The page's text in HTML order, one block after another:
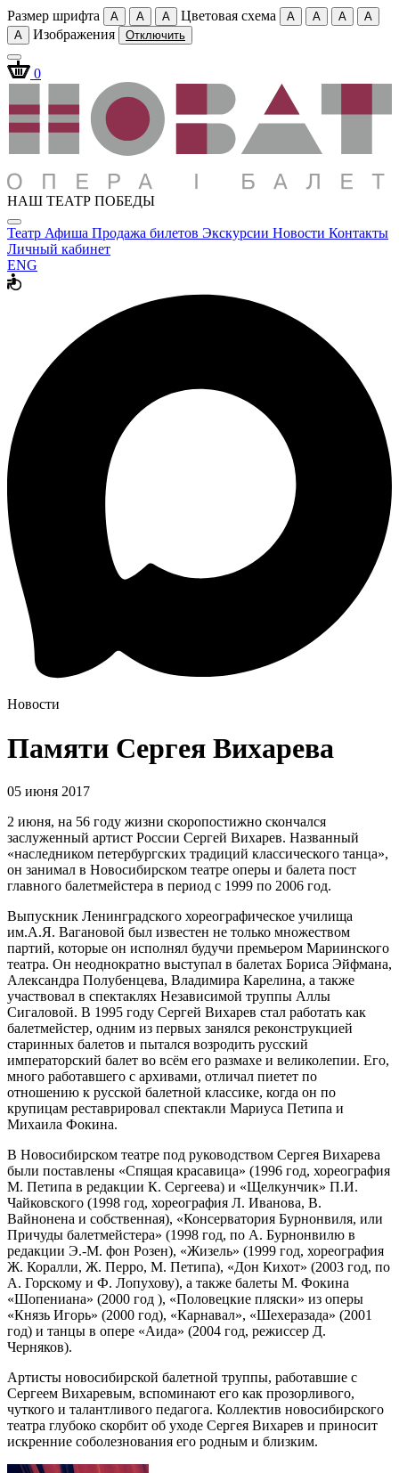
Размер шрифта A A A Цветовая схема A A A
A
A
Изображения Отключить
0
НАШ ТЕАТР ПОБЕДЫ
Театр Афиша Продажа билетов Экскурсии Новости Контакты
Личный кабинет
ENG
Новости
Памяти Сергея Вихарева
05 июня 2017
2 июня, на 56 году жизни скоропостижно скончался
заслуженный артист России Сергей Вихарев. Названный
«наследником петербургских традиций классического танца»,
он занимал в Новосибирском театре оперы и балета пост
главного балетмейстера в период с 1999 по 2006 год.
Выпускник Ленинградского хореографическое училища
им.А.Я. Вагановой был известен не только множеством
партий, которые он исполнял будучи премьером Мариинского
театра. Он неоднократно выступал в балетах Бориса Эйфмана,
Александра Полубенцева, Владимира Карелина, а также
участвовал в спектаклях Независимой труппы Аллы
Сигаловой. В 1995 году Сергей Вихарев стал работать как
балетмейстер, одним из первых занялся реконструкцией
старинных балетов и пытался возродить русский
императорский балет во всём его размахе и великолепии. Его,
много работавшего с архивами, отличал пиетет по
отношению к русской балетной классике, когда он по
крупицам реставрировал спектакли Мариуса Петипа и
Михаила Фокина.
В Новосибирском театре под руководством Сергея Вихарева
были поставлены «Спящая красавица» (1996 год, хореография
М. Петипа в редакции К. Сергеева) и «Щелкунчик» П.И.
Чайковского (1998 год, хореография Л. Иванова, В.
Вайнонена и собственная), «Консерватория Бурнонвиля, или
Причуды балетмейстера» (1998 год, по А. Бурнонвилю в
редакции Э.-М. фон Розен), «Жизель» (1999 год, хореография
Ж. Коралли, Ж. Перро, М. Петипа), «Дон Кихот» (2003 год, по
А. Горскому и Ф. Лопухову), а также балеты М. Фокина
«Шопениана» (2000 год ), «Половецкие пляски» из оперы
«Князь Игорь» (2000 год), «Карнавал», «Шехеразада» (2001
год) и танцы в опере «Аида» (2004 год, режиссер Д.
Черняков).
Артисты новосибирской балетной труппы, работавшие с
Сергеем Вихаревым, вспоминают его как прозорливого,
чуткого и талантливого педагога. Коллектив новосибирского
театра глубоко скорбит об уходе Сергея Вихарев и приносит
искренние соболезнования его родным и близким.